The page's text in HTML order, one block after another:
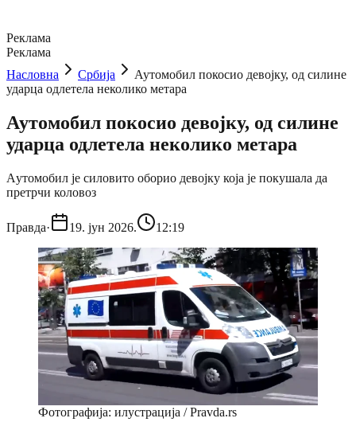
Реклама
Реклама
Насловна
Србија
Аутомобил покосио девојку, од силине
ударца одлетела неколико метара
Аутомобил покосио девојку, од силине
ударца одлетела неколико метара
Aутомобил je силовито оборио девојку која је покушала да
претрчи коловоз
Правда· 19. јун 2026. 12:19
Фотографија: илустрација / Pravda.rs